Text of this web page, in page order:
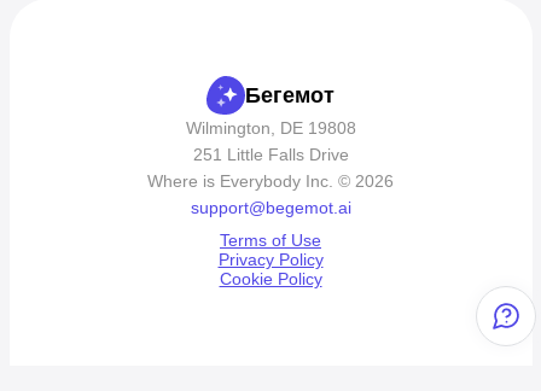
Бегемот
Wilmington, DE 19808
251 Little Falls Drive
Where is Everybody Inc. © 2026
support@begemot.ai
Terms of Use
Privacy Policy
Cookie Policy